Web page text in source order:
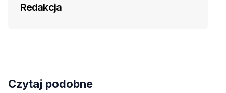
Redakcja
Czytaj podobne